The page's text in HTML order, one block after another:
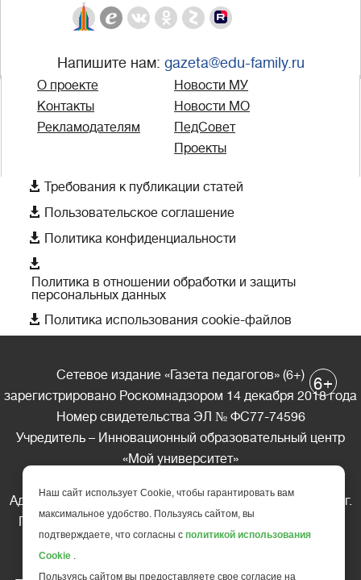
Напишите нам: gazeta@edu-family.ru
О проекте
Контакты
Рекламодателям
Новости МУ
Новости МО
ПедСовет
Проекты
 Требования к публикации статей
 Пользовательское соглашение
 Политика конфиденциальности

Политика в отношении обработки и защиты
персональных данных
 Политика использования cookie-файлов
Сетевое издание «Газета педагогов» (6+)
зарегистрировано Роскомнадзором 14 декабря 2018 года
Номер свидетельства ЭЛ № ФС77-74596
Учредитель – Инновационный образовательный центр
«Мой университет»
Адрес редакции: 185035 Россия, Республика Карелия, г.
Петрозаводск, ул. Фридриха Энгельса д.10, офис 211
Телефон редакции: +7 (499) 685-10-45
6+
Наш сайт использует Cookie, чтобы гарантировать вам
максимальное удобство. Пользуясь сайтом, вы
подтверждаете, что согласны с политикой использования
Cookie .
Пользуясь сайтом вы предоставляете свое согласие на